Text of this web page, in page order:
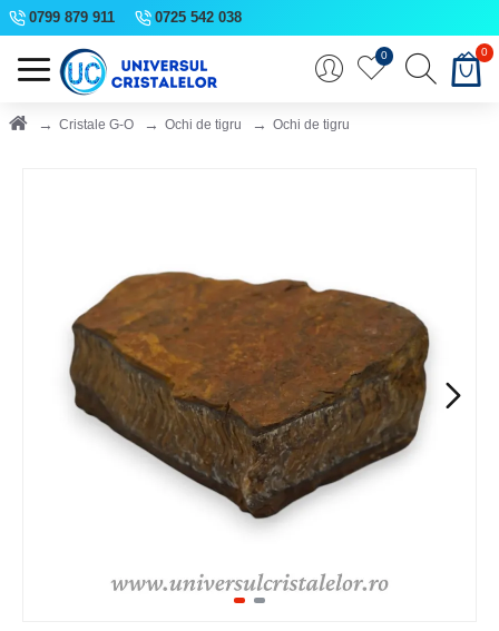
0799 879 911 0725 542 038
0 0
Cristale G-O Ochi de tigru Ochi de tigru